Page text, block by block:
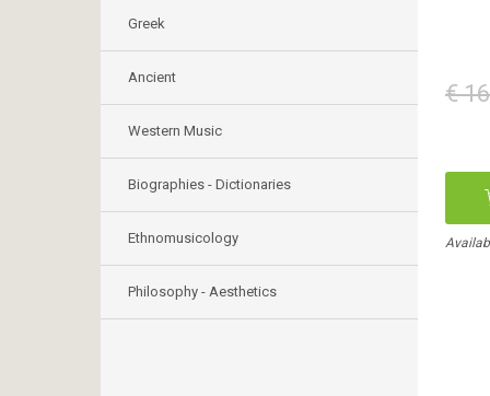
Greek
Ancient
Western Music
Biographies - Dictionaries
Ethnomusicology
Philosophy - Aesthetics
€